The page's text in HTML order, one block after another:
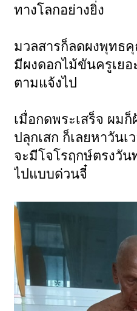
ทางโลกอย่างยิ่ง
มวลสารก็ลดผงพุทธ
มีผงดอกไม้ขันครูเยอ
ตามแจ้งไป
เมื่อกดพระเสร็จ ผม
ปลุกเสก ก็เลยหาวัน
จะมีโจโรฤกษ์ตรงวั
ไปแบบด่วนจี๋